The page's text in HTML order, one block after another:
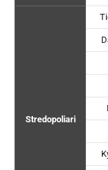
Stredopoliari